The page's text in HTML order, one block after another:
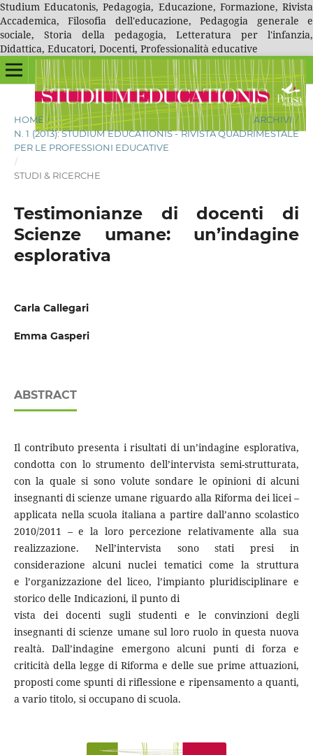
Studium Educatonis, Pedagogia, Educazione, Formazione, Rivista
Accademica, Filosofia dell'educazione, Pedagogia generale e
sociale, Storia della pedagogia, Letteratura per l'infanzia,
Didattica, Educatori, Docenti, Professionalità educative
HOME / ARCHIVI /
N. 1 (2013): STUDIUM EDUCATIONIS - RIVISTA QUADRIMESTALE
PER LE PROFESSIONI EDUCATIVE
/
STUDI & RICERCHE
Testimonianze di docenti di
Scienze umane: un’indagine
esplorativa
Carla Callegari
Emma Gasperi
ABSTRACT
Il contributo presenta i risultati di un’indagine esplorativa,
condotta con lo strumento dell’intervista semi-strutturata,
con la quale si sono volute sondare le opinioni di alcuni
insegnanti di scienze umane riguardo alla Riforma dei licei –
applicata nella scuola italiana a partire dall’anno scolastico
2010/2011 – e la loro percezione relativamente alla sua
realizzazione. Nell’intervista sono stati presi in
considerazione alcuni nuclei tematici come la struttura
e l’organizzazione del liceo, l’impianto pluridisciplinare e
storico delle Indicazioni, il punto di
vista dei docenti sugli studenti e le convinzioni degli
insegnanti di scienze umane sul loro ruolo in questa nuova
realtà. Dall’indagine emergono alcuni punti di forza e
criticità della legge di Riforma e delle sue prime attuazioni,
proposti come spunti di riflessione e ripensamento a quanti,
a vario titolo, si occupano di scuola.